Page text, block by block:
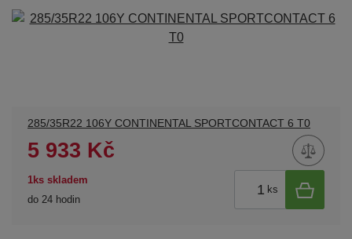
285/35R22 106Y CONTINENTAL SPORTCONTACT 6 T0
5 933 Kč
1ks skladem
do 24 hodin
ks